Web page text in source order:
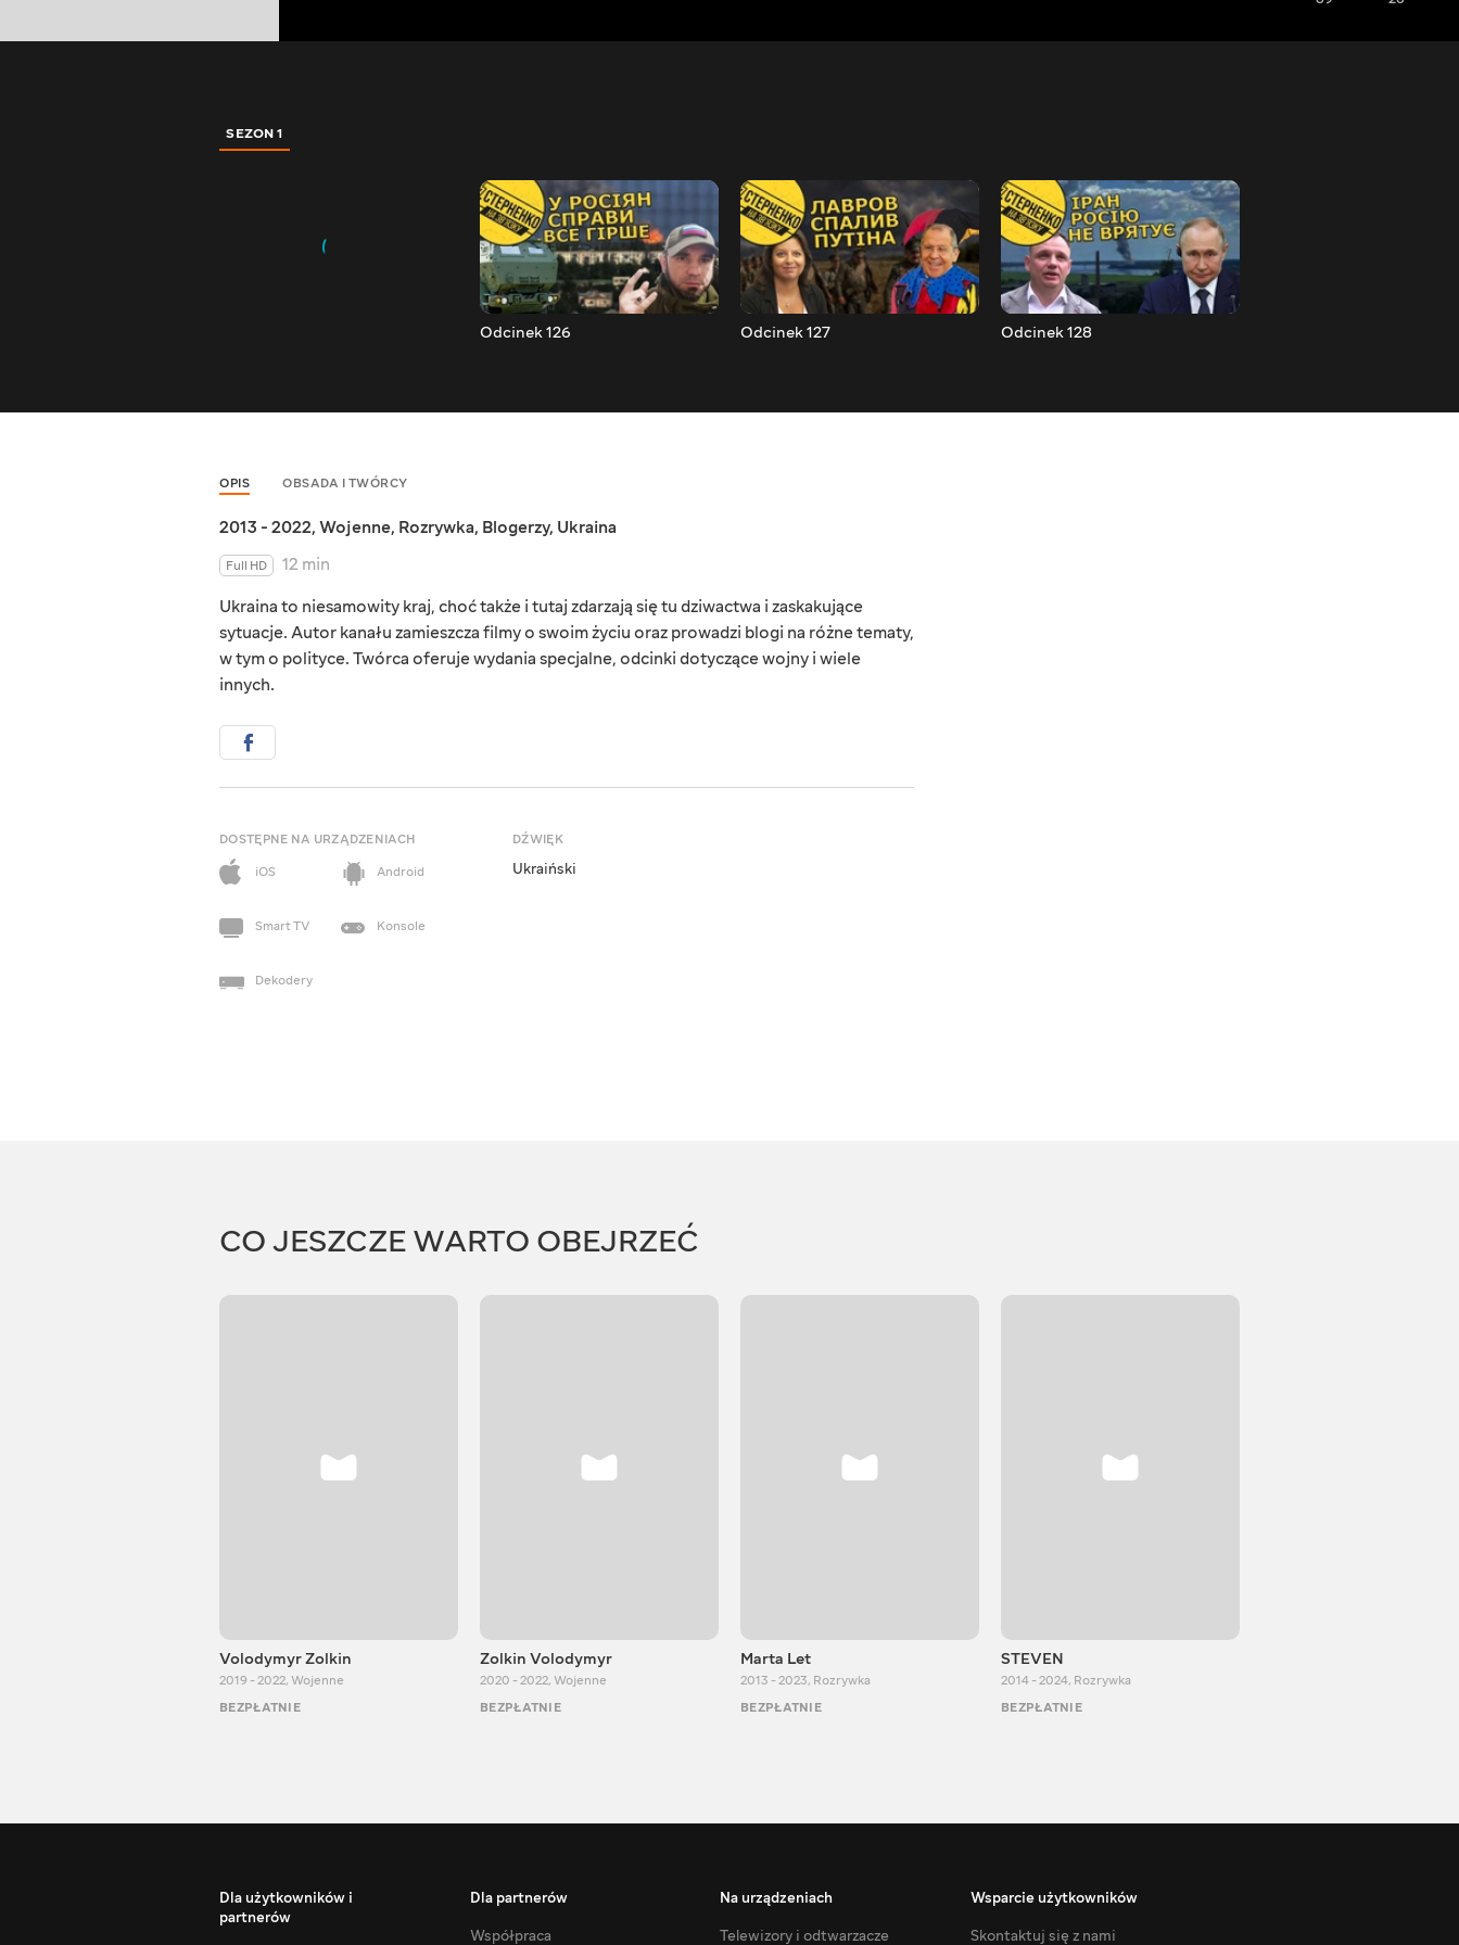
SEZON 1
Odcinek 126 Odcinek 127 Odcinek 128
OPIS OBSADA I TWÓRCY
2013 - 2022, Wojenne, Rozrywka, Blogerzy, Ukraina
Full HD
12 min
Ukraina to niesamowity kraj, choć także i tutaj zdarzają się tu dziwactwa i zaskakujące
sytuacje. Autor kanału zamieszcza filmy o swoim życiu oraz prowadzi blogi na różne tematy,
w tym o polityce. Twórca oferuje wydania specjalne, odcinki dotyczące wojny i wiele
innych.
DOSTĘPNE NA URZĄDZENIACH
iOS
Android
Smart TV Konsole
Dekodery
DŹWIĘK
Ukraiński
CO JESZCZE WARTO OBEJRZEĆ
Volodymyr Zolkin
2019 - 2022, Wojenne
BEZPŁATNIE
Zolkin Volodymyr
2020 - 2022, Wojenne
BEZPŁATNIE
Marta Let
2013 - 2023, Rozrywka
BEZPŁATNIE
STEVEN
2014 - 2024, Rozrywka
BEZPŁATNIE
Dla użytkowników i
partnerów
Dla partnerów
Współpraca
Na urządzeniach
Telewizory i odtwarzacze
Wsparcie użytkowników
Skontaktuj się z nami